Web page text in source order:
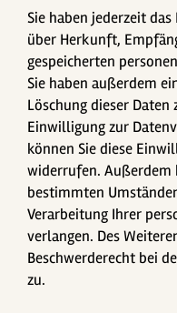
Sie haben jederzeit
über Herkunft,
gespeicherten
Sie haben außerdem
Löschung dieser Daten
Einwilligung zur
können Sie diese
widerrufen. Außerdem
bestimmten
Verarbeitung Ihrer
verlangen. Des
Beschwerderecht bei
zu.